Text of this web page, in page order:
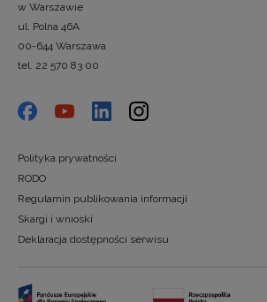
w Warszawie
ul. Polna 46A
00-644 Warszawa
tel. 22 570 83 00
Polityka prywatności
RODO
Regulamin publikowania informacji
Skargi i wnioski
Deklaracja dostępności serwisu